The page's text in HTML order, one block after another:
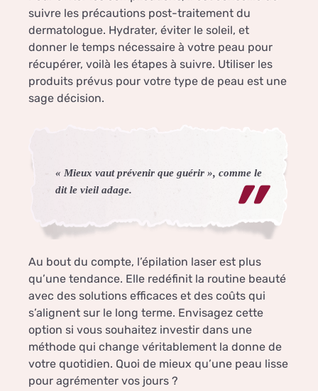
suivre les précautions post-traitement du
dermatologue. Hydrater, éviter le soleil, et
donner le temps nécessaire à votre peau pour
récupérer, voilà les étapes à suivre. Utiliser les
produits prévus pour votre type de peau est une
sage décision.
« Mieux vaut prévenir que guérir », comme le
dit le vieil adage.
Au bout du compte, l’épilation laser est plus
qu’une tendance. Elle redéfinit la routine beauté
avec des solutions efficaces et des coûts qui
s’alignent sur le long terme. Envisagez cette
option si vous souhaitez investir dans une
méthode qui change véritablement la donne de
votre quotidien. Quoi de mieux qu’une peau lisse
pour agrémenter vos jours ?